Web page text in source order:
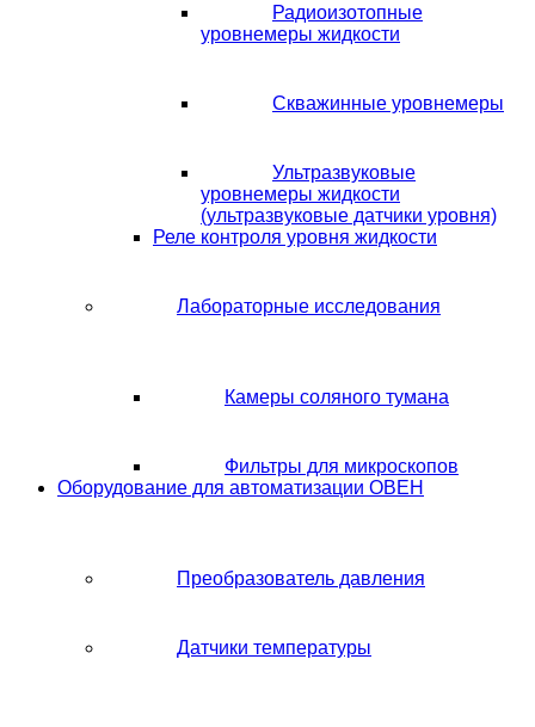
Радиоизотопные
уровнемеры жидкости
Скважинные уровнемеры
Ультразвуковые
уровнемеры жидкости
(ультразвуковые датчики уровня)
Реле контроля уровня жидкости
Лабораторные исследования
Камеры соляного тумана
Фильтры для микроскопов
Оборудование для автоматизации ОВЕН
Преобразователь давления
Датчики температуры